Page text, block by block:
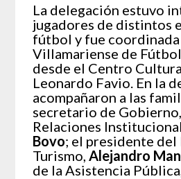
La delegación estuvo
jugadores de distintos
fútbol y fue coordinada
Villamariense de
desde el Centro
Leonardo Favio. En la
acompañaron a las
secretario de
Relaciones
Bovo; el presidente
Turismo, Alejandro
de la Asistencia Pública,